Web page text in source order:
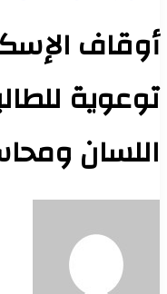
أوقاف
توعوية
اللسان